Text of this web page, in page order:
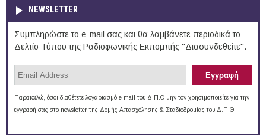
NEWSLETTER
Συμπληρώστε το e-mail σας και θα λαμβάνετε περιοδικά το
Δελτίο Τύπου της Ραδιοφωνικής Εκπομπής "Διασυνδεθείτε".
Παρακαλώ, όσοι διαθέτετε λογαριασμό e-mail του Δ.Π.Θ μην τον χρησιμοποιείτε για την
εγγραφή σας στο newsletter της Δομής Απασχόλησης & Σταδιοδρομίας του Δ.Π.Θ.